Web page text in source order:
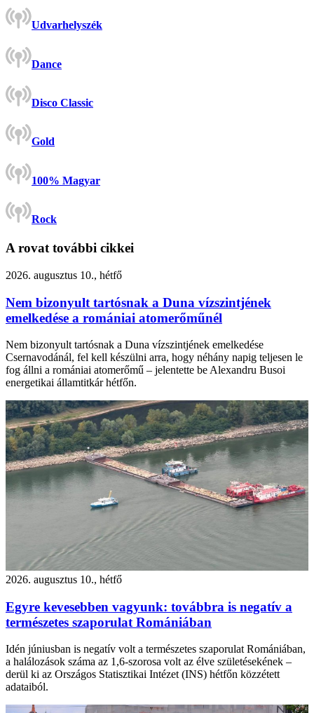
Udvarhelyszék
Dance
Disco Classic
Gold
100% Magyar
Rock
A rovat további cikkei
2026. augusztus 10., hétfő
Nem bizonyult tartósnak a Duna vízszintjének
emelkedése a romániai atomerőműnél
Nem bizonyult tartósnak a Duna vízszintjének emelkedése
Csernavodánál, fel kell készülni arra, hogy néhány napig teljesen le
fog állni a romániai atomerőmű – jelentette be Alexandru Busoi
energetikai államtitkár hétfőn.
2026. augusztus 10., hétfő
Egyre kevesebben vagyunk: továbbra is negatív a
természetes szaporulat Romániában
Idén júniusban is negatív volt a természetes szaporulat Romániában,
a halálozások száma az 1,6-szorosa volt az élve születésekének –
derül ki az Országos Statisztikai Intézet (INS) hétfőn közzétett
adataiból.